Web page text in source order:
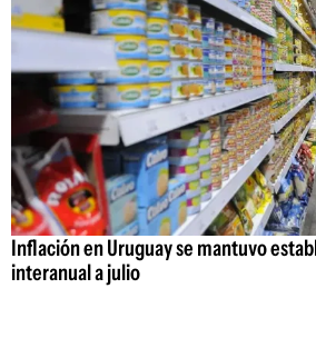
Inflación en Uruguay se mantuvo
interanual a julio